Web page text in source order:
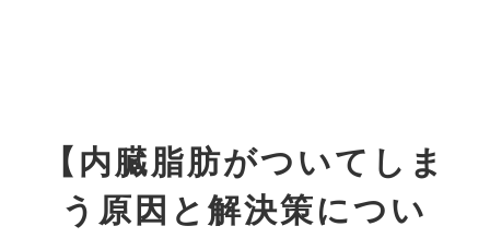
【内臓脂肪がついてしま
う原因と解決策につい